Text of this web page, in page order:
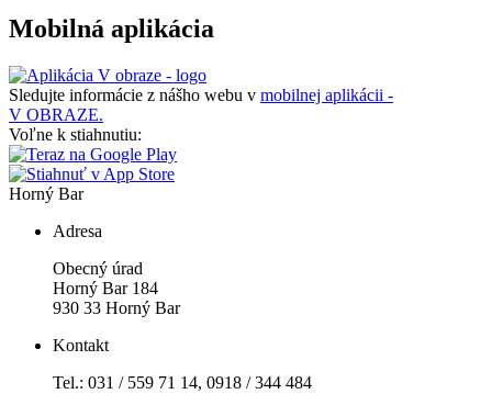
Mobilná aplikácia
Sledujte informácie z nášho webu v mobilnej aplikácii -
V OBRAZE.
Voľne k stiahnutiu:
Horný Bar
Adresa
Obecný úrad
Horný Bar 184
930 33 Horný Bar
Kontakt
Tel.: 031 / 559 71 14, 0918 / 344 484